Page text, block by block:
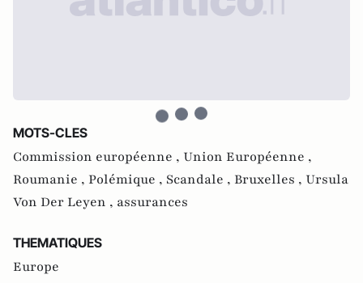
MOTS-CLES
Commission européenne , Union Européenne ,
Roumanie , Polémique , Scandale , Bruxelles , Ursula
Von Der Leyen , assurances
THEMATIQUES
Europe